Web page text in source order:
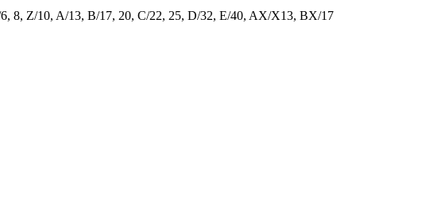
8, Z/10, A/13, B/17, 20, C/22, 25, D/32, E/40, AX/X13, BX/17